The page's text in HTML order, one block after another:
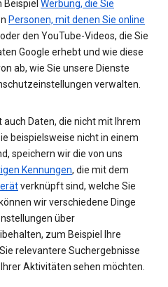
Werbung, die Sie
Personen, mit denen Sie online
den YouTube-Videos, die Sie
Google erhebt und wie diese
ab, wie Sie unsere Dienste
verwalten.
Daten, die nicht mit Ihrem
beispielsweise nicht in einem
speichern wir die von uns
Kennungen, die mit dem
verknüpft sind, welche Sie
wir verschiedene Dinge
über
zum Beispiel Ihre
relevantere Suchergebnisse
Aktivitäten sehen möchten.